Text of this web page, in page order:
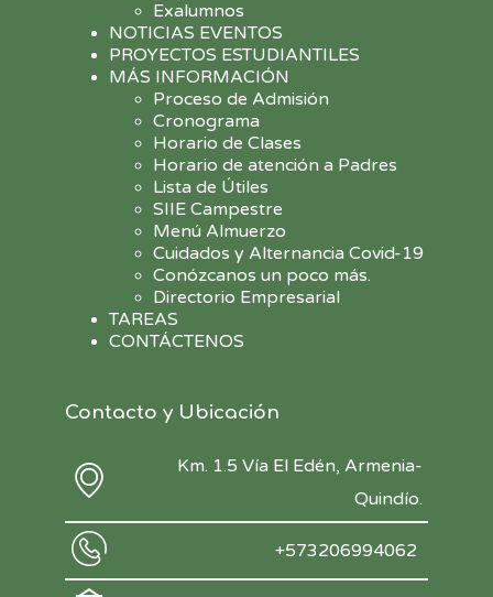
Exalumnos
NOTICIAS EVENTOS
PROYECTOS ESTUDIANTILES
MÁS INFORMACIÓN
Proceso de Admisión
Cronograma
Horario de Clases
Horario de atención a Padres
Lista de Útiles
SIIE Campestre
Menú Almuerzo
Cuidados y Alternancia Covid-19
Conózcanos un poco más.
Directorio Empresarial
TAREAS
CONTÁCTENOS
Contacto y Ubicación
Km. 1.5 Vía El Edén, Armenia-
Quindío.
+573206994062